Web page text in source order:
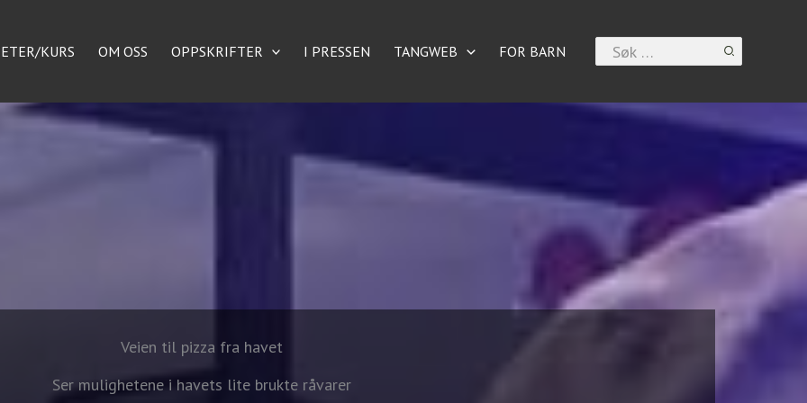
KURS OM OSS OPPSKRIFTER I PRESSEN TANGWEB FOR BARN
Search
for:
Veien til pizza fra havet
Ser mulighetene i havets lite brukte råvarer